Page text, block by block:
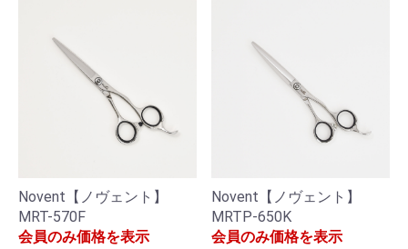
Novent【ノヴェント】
MRT-570F
会員のみ価格を表示
Novent【ノヴェント】
MRTP-650K
会員のみ価格を表示